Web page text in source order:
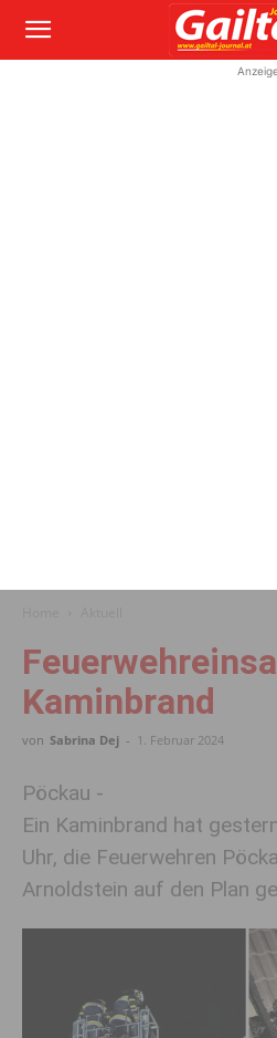
Kaminbrand
von Sabrina Dej - 1. Februar 2024
Pöckau -
Ein Kaminbrand hat
Uhr, die Feuerwehren
Arnoldstein auf den Plan